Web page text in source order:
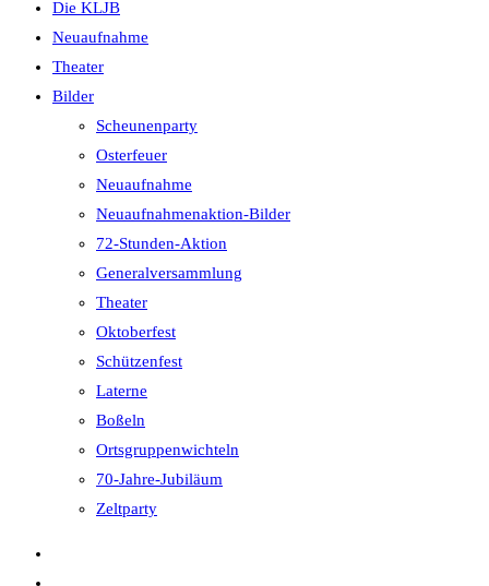
Die KLJB
Neuaufnahme
Theater
Bilder
Scheunenparty
Osterfeuer
Neuaufnahme
Neuaufnahmenaktion-Bilder
72-Stunden-Aktion
Generalversammlung
Theater
Oktoberfest
Schützenfest
Laterne
Boßeln
Ortsgruppenwichteln
70-Jahre-Jubiläum
Zeltparty